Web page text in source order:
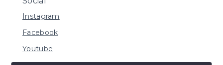
Instagram
Facebook
Youtube